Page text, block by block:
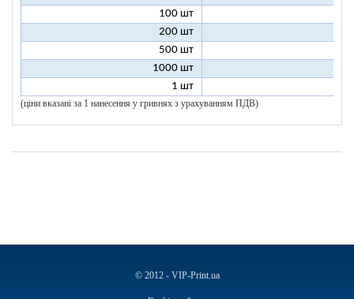
100 шт
200 шт
500 шт
1000 шт
1 шт
(ціни вказані за 1 нанесення у гривнях з урахуванням ПДВ)
© 2012 - VIP-Print.ua